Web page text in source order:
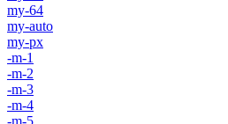
my-64
my-auto
my-px
-m-1
-m-2
-m-3
-m-4
-m-5